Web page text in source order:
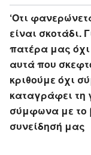
‘Οτι
είναι σκοτάδι.
πατέρα μας
αυτά που
κριθούμε όχι
καταγράφει τη
σύμφωνα με το
συνείδησή μας